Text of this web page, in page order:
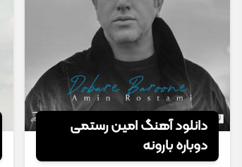
دانلود آهنگ امین رستمی
دوباره بارونه